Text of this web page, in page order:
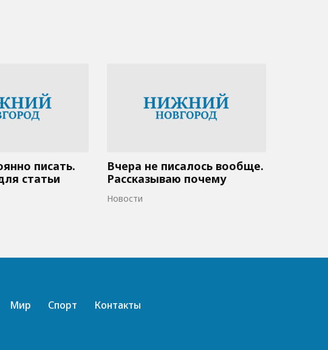
писать.
статьи
Вчера не писалось вообще.
Рассказываю почему
Новости
Мир Спорт Контакты